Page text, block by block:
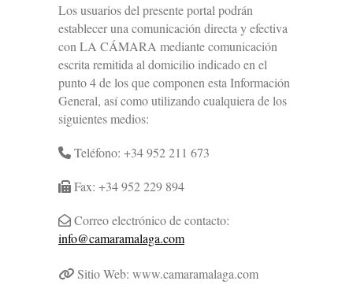
Los usuarios del presente portal podrán
establecer una comunicación directa y efectiva
con LA CÁMARA mediante comunicación
escrita remitida al domicilio indicado en el
punto 4 de los que componen esta Información
General, así como utilizando cualquiera de los
siguientes medios:
Teléfono: +34 952 211 673
Fax: +34 952 229 894
Correo electrónico de contacto:
info@camaramalaga.com
Sitio Web: www.camaramalaga.com